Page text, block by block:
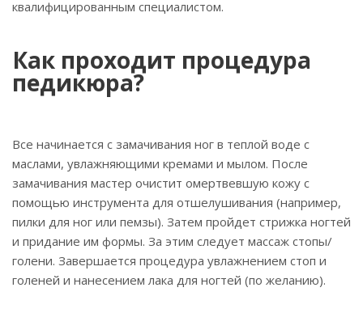
квалифицированным специалистом.
Как проходит процедура
педикюра?
Все начинается с замачивания ног в теплой воде с
маслами, увлажняющими кремами и мылом. После
замачивания мастер очистит омертвевшую кожу с
помощью инструмента для отшелушивания (например,
пилки для ног или пемзы). Затем пройдет стрижка ногтей
и придание им формы. За этим следует массаж стопы/
голени. Завершается процедура увлажнением стоп и
голеней и нанесением лака для ногтей (по желанию).